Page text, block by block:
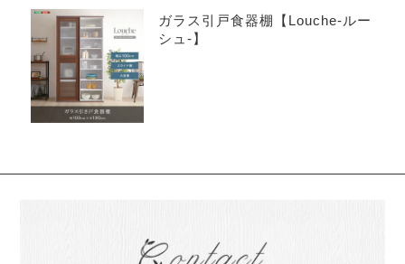
ガラス引戸食器棚【Louche-ルー
シュ-】